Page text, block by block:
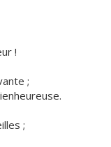
!
;
;